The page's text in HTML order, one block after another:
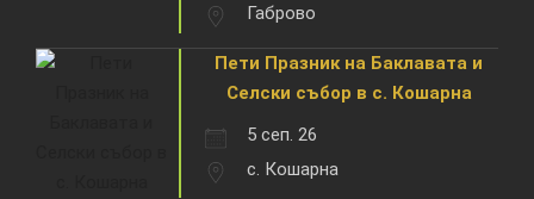
Габрово
Пети Празник на Баклавата и
Селски събор в с. Кошарна
5 сеп. 26
с. Кошарна